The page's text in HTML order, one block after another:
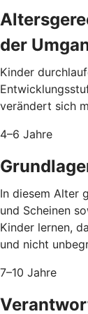
der
Kinder
verändert sich
4–6 Jahre
In diesem Alter
und Scheinen
Kinder lernen,
und nicht
7–10 Jahre